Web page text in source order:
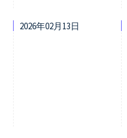
2026年02月13日